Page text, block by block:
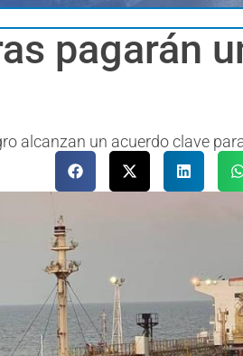
pagarán
alcanzan un acuerdo clave